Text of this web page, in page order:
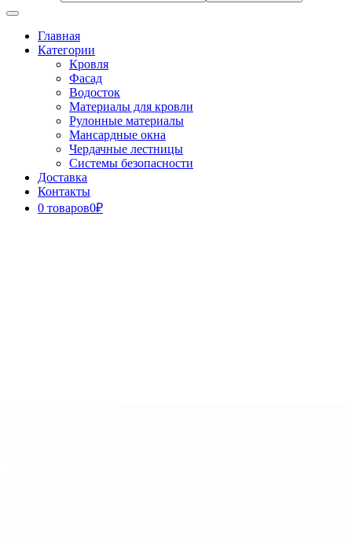
Open
ButtonГлавная
Категории
Кровля
Фасад
Водосток
Материалы для кровли
Рулонные материалы
Мансардные окна
Чердачные лестницы
Системы безопасности
Доставка
Контакты
0 товаров0₽